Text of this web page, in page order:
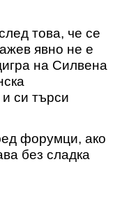
това, че се
явно не е
на Силвена
си търси
форумци, ако
без сладка